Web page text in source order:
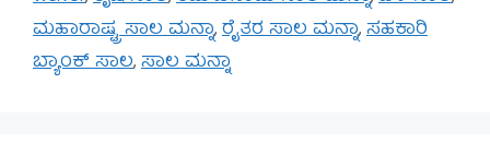
ಮಹಾರಾಷ್ಟ್ರ ಸಾಲ ಮನ್ನಾ,ರೈತರ ಸಾಲ ಮನ್ನಾ,ಸಹಕಾರಿ
ಬ್ಯಾಂಕ್ ಸಾಲ,ಸಾಲ ಮನ್ನಾ